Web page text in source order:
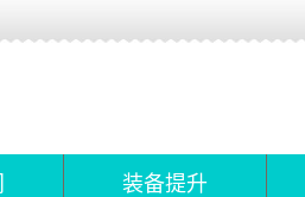
装备提升